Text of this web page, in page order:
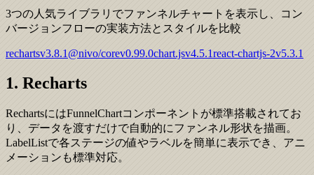
3つの人気ライブラリでファンネルチャートを表示し、コン
バージョンフローの実装方法とスタイルを比較
rechartsv3.8.1 @nivo/corev0.99.0chart.jsv4.5.1react-chartjs-2v5.3.1
1. Recharts
RechartsにはFunnelChartコンポーネントが標準搭載されてお
り、データを渡すだけで自動的にファンネル形状を描画。
LabelListで各ステージの値やラベルを簡単に表示でき、アニ
メーションも標準対応。